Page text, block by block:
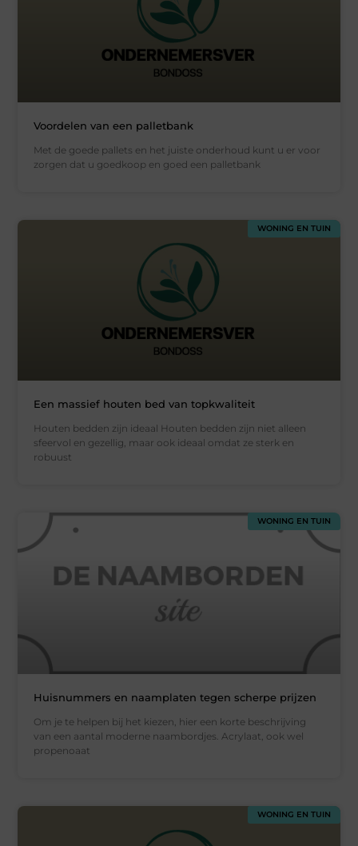
Voordelen van een palletbank
Met de goede pallets en het juiste onderhoud kunt u er voor
zorgen dat u goedkoop en goed een palletbank
WONING EN TUIN
Een massief houten bed van topkwaliteit
Houten bedden zijn ideaal Houten bedden zijn niet alleen
sfeervol en gezellig, maar ook ideaal omdat ze sterk en
robuust
WONING EN TUIN
Huisnummers en naamplaten tegen scherpe prijzen
Om je te helpen bij het kiezen, hier een korte beschrijving
van een aantal moderne naambordjes. Acrylaat, ook wel
propenoaat
WONING EN TUIN